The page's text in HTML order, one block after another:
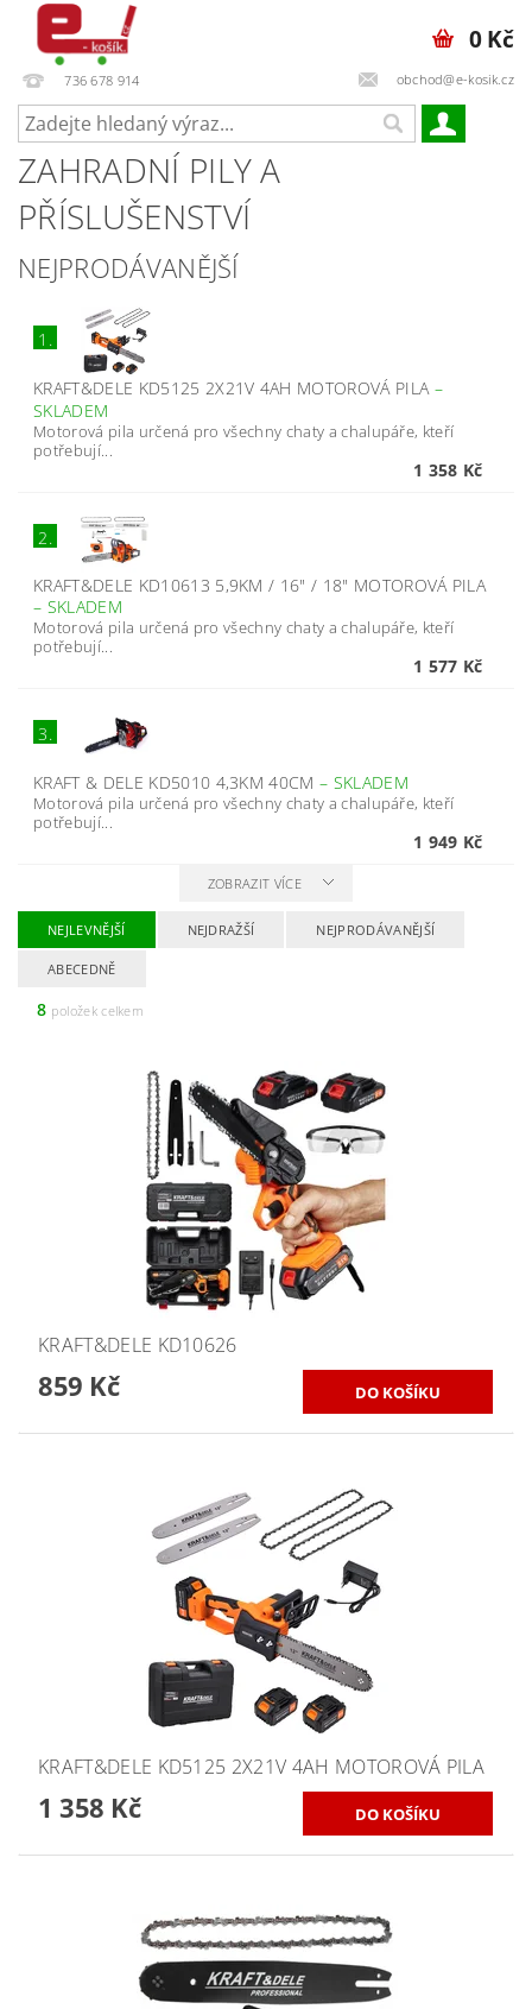
736 678 914 obchod@e-kosik.cz
0 Kč
ZAHRADNÍ PILY A
PŘÍSLUŠENSTVÍ
NEJPRODÁVANĚJŠÍ
1.
KRAFT&DELE KD5125 2X21V 4AH MOTOROVÁ PILA –
SKLADEM
Motorová pila určená pro všechny chaty a chalupáře, kteří
potřebují...
1 358 Kč
2.
KRAFT&DELE KD10613 5,9KM / 16" / 18" MOTOROVÁ PILA
– SKLADEM
Motorová pila určená pro všechny chaty a chalupáře, kteří
potřebují...
1 577 Kč
3.
KRAFT & DELE KD5010 4,3KM 40CM– SKLADEM
Motorová pila určená pro všechny chaty a chalupáře, kteří
potřebují...
1 949 Kč
ZOBRAZIT VÍCE
NEJLEVNĚJŠÍ NEJDRAŽŠÍ NEJPRODÁVANĚJŠÍ
ABECEDNĚ
8 položek celkem
KRAFT&DELE KD10626
859 Kč
KRAFT&DELE KD5125 2X21V 4AH MOTOROVÁ PILA
1 358 Kč